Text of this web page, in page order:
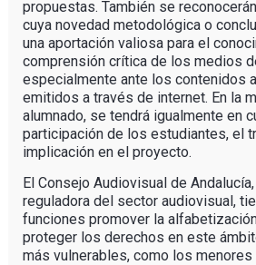
propuestas. También se
cuya novedad metodológica o
una aportación valiosa para el
comprensión crítica de los medios
especialmente ante los contenidos
emitidos a través de internet. En la
alumnado, se tendrá igualmente en
participación de los estudiantes, el
implicación en el proyecto.
El Consejo Audiovisual de
reguladora del sector audiovisual,
funciones promover la
proteger los derechos en este
más vulnerables, como los menores